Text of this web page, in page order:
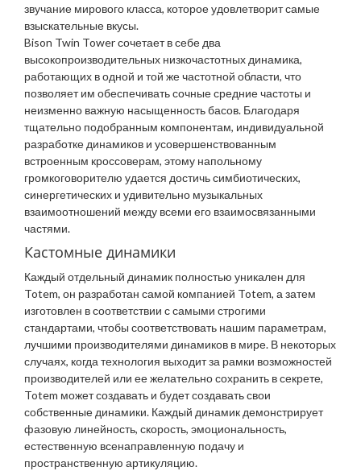
звучание мирового класса, которое удовлетворит самые
взыскательные вкусы.
Bison Twin Tower сочетает в себе два
высокопроизводительных низкочастотных динамика,
работающих в одной и той же частотной области, что
позволяет им обеспечивать сочные средние частоты и
неизменно важную насыщенность басов. Благодаря
тщательно подобранным компонентам, индивидуальной
разработке динамиков и усовершенствованным
встроенным кроссоверам, этому напольному
громкоговорителю удается достичь симбиотических,
синергетических и удивительно музыкальных
взаимоотношений между всеми его взаимосвязанными
частями.
Кастомные динамики
Каждый отдельный динамик полностью уникален для
Totem, он разработан самой компанией Totem, а затем
изготовлен в соответствии с самыми строгими
стандартами, чтобы соответствовать нашим параметрам,
лучшими производителями динамиков в мире. В некоторых
случаях, когда технология выходит за рамки возможностей
производителей или ее желательно сохранить в секрете,
Totem может создавать и будет создавать свои
собственные динамики. Каждый динамик демонстрирует
фазовую линейность, скорость, эмоциональность,
естественную всенаправленную подачу и
пространственную артикуляцию.